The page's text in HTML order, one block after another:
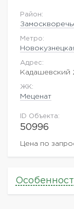
Район:
Метро:
Адрес:
Кадашевский
ЖK:
Меценат
ID Объекта:
50996
Цена по